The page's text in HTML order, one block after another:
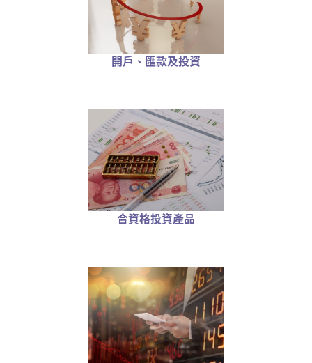
開戶、匯款及投資
合資格投資產品